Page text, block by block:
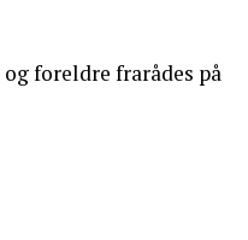
foreldre frarådes på